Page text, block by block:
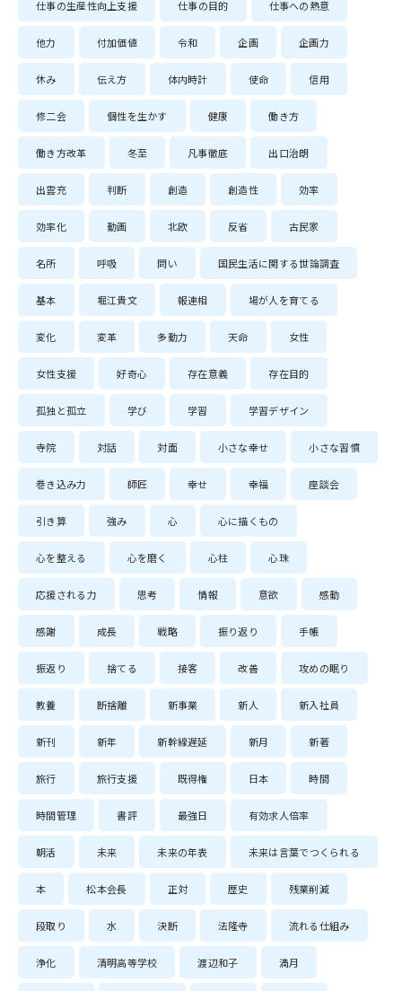
仕事の生産性向上支援 仕事の目的 仕事への熱意
他力 付加価値 令和 企画 企画力
休み 伝え方 体内時計 使命 信用
修二会 個性を生かす 健康 働き方
働き方改革 冬至 凡事徹底 出口治朗
出雲充 判断 創造 創造性 効率
効率化 動画 北欧 反省 古民家
名所 呼吸 問い 国民生活に関する世論調査
基本 堀江貴文 報連相 場が人を育てる
変化 変革 多動力 天命 女性
女性支援 好奇心 存在意義 存在目的
孤独と孤立 学び 学習 学習デザイン
寺院 対話 対面 小さな幸せ 小さな習慣
巻き込み力 師匠 幸せ 幸福 座談会
引き算 強み 心 心に描くもの
心を整える 心を磨く 心柱 心珠
応援される力 思考 情報 意欲 感動
感謝 成長 戦略 振り返り 手帳
振返り 捨てる 接客 改善 攻めの眠り
教養 断捨離 新事業 新人 新入社員
新刊 新年 新幹線遅延 新月 新著
旅行 旅行支援 既得権 日本 時間
時間管理 書評 最強日 有効求人倍率
朝活 未来 未来の年表 未来は言葉でつくられる
本 松本会長 正対 歴史 残業削減
段取り 水 決断 法隆寺 流れる仕組み
浄化 清明高等学校 渡辺和子 満月